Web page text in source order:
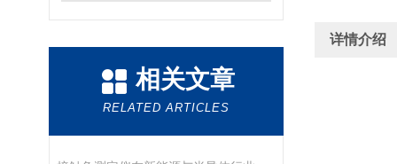
相关文章
RELATED ARTICLES
详情介绍